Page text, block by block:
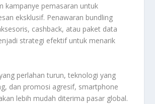
kampanye pemasaran untuk
eksklusif. Penawaran bundling
cashback, atau paket data
strategi efektif untuk menarik
perlahan turun, teknologi yang
dan promosi agresif, smartphone
lebih mudah diterima pasar global.